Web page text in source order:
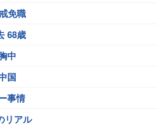
免職
68歳
中
国
事情
リアル